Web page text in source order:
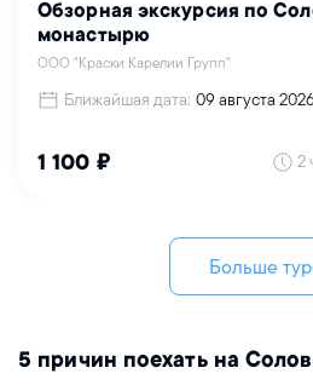
Обзорная экскурсия по
монастырю
ООО "Краски Карелии Групп"
Ближайшая дата: 09 августа
1 100 ₽ 2
Больше
5 причин поехать на